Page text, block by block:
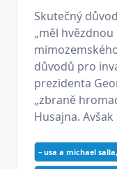
Skutečný
„měl
důvodů pro
prezidenta
„zbraně
Husajna.
– usa a michael